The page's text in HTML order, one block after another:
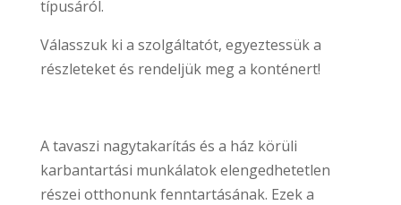
típusáról.
Válasszuk ki a szolgáltatót, egyeztessük a
részleteket és rendeljük meg a konténert!
A tavaszi nagytakarítás és a ház körüli
karbantartási munkálatok elengedhetetlen
részei otthonunk fenntartásának. Ezek a